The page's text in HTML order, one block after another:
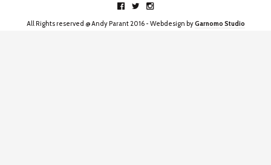
Facebook
Twitter
All Rights reserved @ Andy Parant 2016 - Webdesign byGarnomo Studio